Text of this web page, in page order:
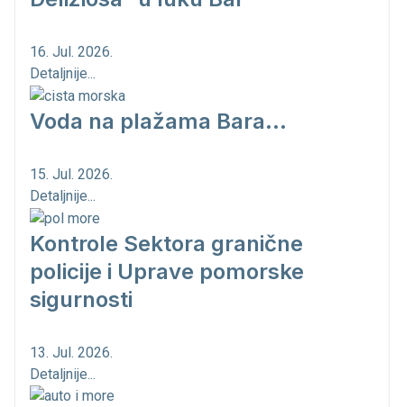
16. Jul. 2026.
Detaljnije...
Voda na plažama Bara...
15. Jul. 2026.
Detaljnije...
Kontrole Sektora granične
policije i Uprave pomorske
sigurnosti
13. Jul. 2026.
Detaljnije...